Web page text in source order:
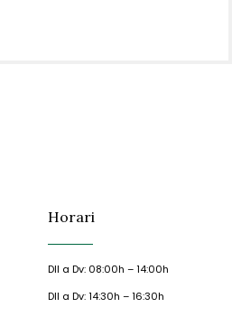
Horari
Dll a Dv: 08:00h – 14:00h
Dll a Dv: 14:30h – 16:30h